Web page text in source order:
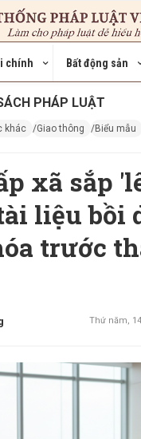
chính Bất động sản
PHÁP LUẬT
khác Giao thông Biểu mẫu
xã sắp
liệu bồi
trước
Thứ năm,